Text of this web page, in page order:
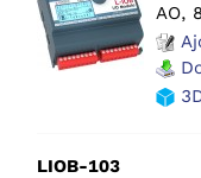
AO,
LIOB-103